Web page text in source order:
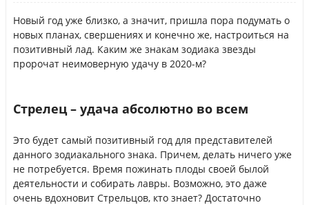
Новый год уже близко, а значит, пришла пора подумать о
новых планах, свершениях и конечно же, настроиться на
позитивный лад. Каким же знакам зодиака звезды
пророчат неимоверную удачу в 2020-м?
Стрелец – удача абсолютно во всем
Это будет самый позитивный год для представителей
данного зодиакального знака. Причем, делать ничего уже
не потребуется. Время пожинать плоды своей былой
деятельности и собирать лавры. Возможно, это даже
очень вдохновит Стрельцов, кто знает? Достаточно